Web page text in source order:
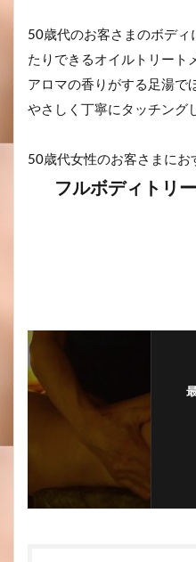
50歳代のお客さまのボディ
たりできるオイルトリート
アロマの香りがする足湯で
やさしく丁寧にタッチング
50歳代女性のお客さまにお
フルボディトリ